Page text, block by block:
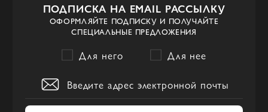
ПОДПИСКА НА EMAIL РАССЫЛКУ
ОФОРМЛЯЙТЕ ПОДПИСКУ И ПОЛУЧАЙТЕ
СПЕЦИАЛЬНЫЕ ПРЕДЛОЖЕНИЯ
Для него Для нее